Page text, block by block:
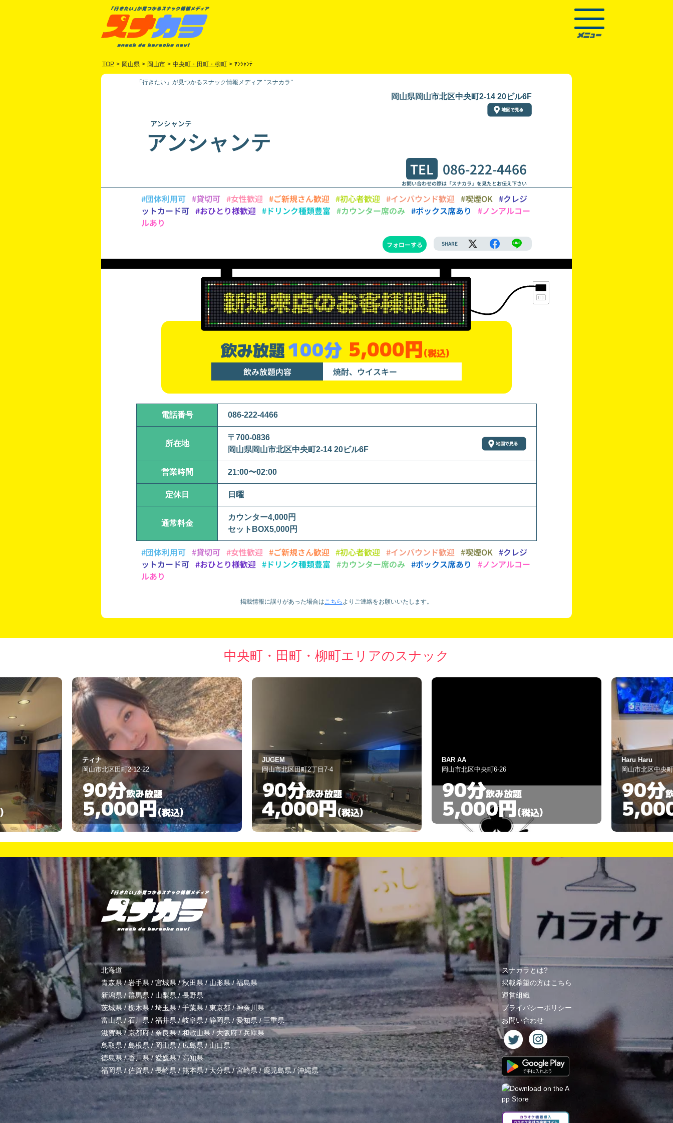
TOP > 岡山県 > 岡山市 > 中央町・田町・柳町 > ｱﾝｼｬﾝﾃ
「行きたい」が見つかるスナック情報メディア “スナカラ”
岡山県岡山市北区中央町2-14 20ビル6F
アンシャンテ
アンシャンテ
TEL 086-222-4466
お問い合わせの際は「スナカラ」を見たとお伝え下さい
#団体利用可 #貸切可 #女性歓迎 #ご新規さん歓迎 #初心者歓迎 #インバウンド歓迎 #喫煙OK #クレジ
ットカード可 #おひとり様歓迎 #ドリンク種類豊富 #カウンター席のみ #ボックス席あり
#ノンアルコー
ルあり
フォローする SHARE
飲み放題100分 5,000円(税込)
飲み放題内容 焼酎、ウイスキー
電話番号 086-222-4466
所在地
〒700-0836
岡山県岡山市北区中央町2-14 20ビル6F
営業時間 21:00〜02:00
定休日 日曜
通常料金
カウンター4,000円
セットBOX5,000円
#団体利用可 #貸切可 #女性歓迎 #ご新規さん歓迎 #初心者歓迎 #インバウンド歓迎 #喫煙OK #クレジ
ットカード可 #おひとり様歓迎 #ドリンク種類豊富 #カウンター席のみ #ボックス席あり
#ノンアルコー
ルあり
掲載情報に誤りがあった場合はこちら より ご連絡をお願いいたします。
中央町・田町・柳町エリアのスナック
JUGEM
岡山市北区田町2丁目7-4
90分飲み放題
4,000円(税込)
BAR AA
岡山市北区中央町6-26
90分飲み放題
5,000円(税込)
Haru Haru
岡山市北区中央町9-10
90分飲み放題
5,000円(税込)
プチ・マーメイ
岡山市北区柳町
120
北海道
青森県/岩手県 / 宮城県 /秋田県 /山形県/福島県
新潟県 / 群馬県 / 山梨県/長野県
茨城県 / 栃木県 / 埼玉県/ 千葉県 /東京都/神奈川県
富山県/ 石川県 / 福井県/岐阜県/静岡県/ 愛知県 / 三重県
滋賀県/京都府/奈良県/和歌山県 /大阪府/兵庫県
鳥取県/島根県/岡山県/広島県/山口県
徳島県/香川県/愛媛県/高知県
福岡県/佐賀県/長崎県 /熊本県/大分県/宮崎県/鹿児島県/沖縄県
スナカラとは?
掲載希望の方はこちら
運営組織
プライバシーポリシー
お問い合わせ